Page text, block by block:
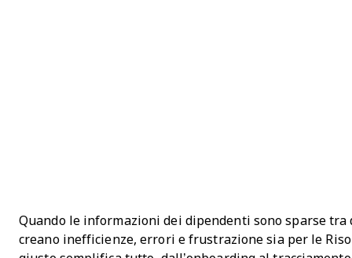
Quando le informazioni dei dipendenti sono sparse
creano inefficienze, errori e frustrazione sia per le